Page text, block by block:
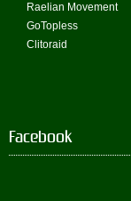
Raelian Movement
GoTopless
Clitoraid
Facebook